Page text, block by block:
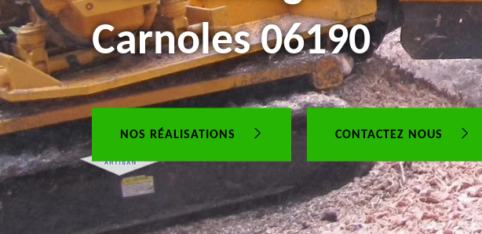
Carnoles 06190
NOS RÉALISATIONS CONTACTEZ NOUS